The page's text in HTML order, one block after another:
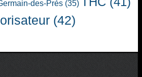
des-Prés (35)
(42)